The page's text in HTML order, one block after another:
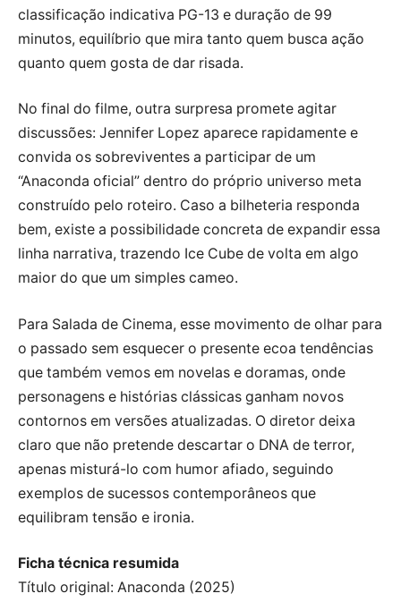
classificação indicativa PG-13 e duração de 99
minutos, equilíbrio que mira tanto quem busca ação
quanto quem gosta de dar risada.
No final do filme, outra surpresa promete agitar
discussões: Jennifer Lopez aparece rapidamente e
convida os sobreviventes a participar de um
“Anaconda oficial” dentro do próprio universo meta
construído pelo roteiro. Caso a bilheteria responda
bem, existe a possibilidade concreta de expandir essa
linha narrativa, trazendo Ice Cube de volta em algo
maior do que um simples cameo.
Para Salada de Cinema, esse movimento de olhar para
o passado sem esquecer o presente ecoa tendências
que também vemos em novelas e doramas, onde
personagens e histórias clássicas ganham novos
contornos em versões atualizadas. O diretor deixa
claro que não pretende descartar o DNA de terror,
apenas misturá-lo com humor afiado, seguindo
exemplos de sucessos contemporâneos que
equilibram tensão e ironia.
Ficha técnica resumida
Título original: Anaconda (2025)